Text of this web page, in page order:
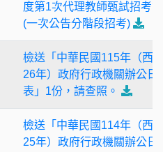
度第1次代理教師甄試招考
(一次公告分階段招考)
檢送「中華民國115年（西
26年）政府行政機關辦公日
表」1份，請查照。
檢送「中華民國114年（西
25年）政府行政機關辦公日